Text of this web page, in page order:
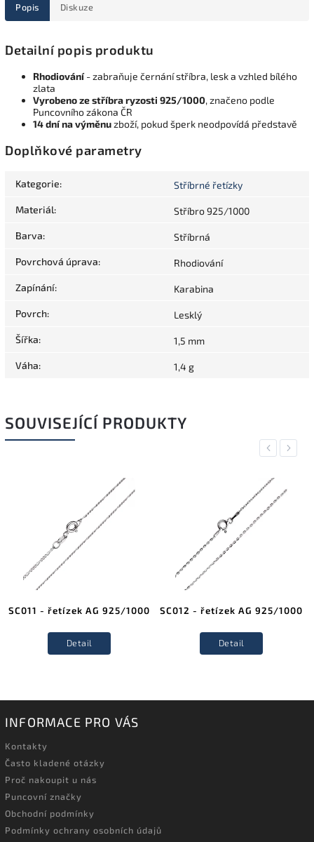
Popis Diskuze
Detailní popis produktu
Rhodiování- zabraňuje černání stříbra, lesk a vzhled bílého
zlata
Vyrobeno ze stříbra ryzosti 925/1000, značeno podle
Puncovního zákona ČR
14 dní na výměnuzboží, pokud šperk neodpovídá představě
Doplňkové parametry
Kategorie: Stříbrné řetízky
Materiál: Stříbro 925/1000
Barva: Stříbrná
Povrchová úprava: Rhodiování
Zapínání: Karabina
Povrch: Lesklý
Šířka: 1,5 mm
Váha: 1,4 g
SOUVISEJÍCÍ PRODUKTY
Previous
SC011 - řetízek AG 925/1000
Detail
SC012 - řetízek AG 925/1000
Detail
Next
INFORMACE PRO VÁS
Kontakty
Často kladené otázky
Proč nakoupit u nás
Puncovní značky
Obchodní podmínky
Podmínky ochrany osobních údajů